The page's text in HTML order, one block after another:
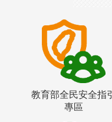
教育部全民安全指引
專區